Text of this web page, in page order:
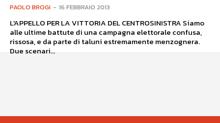
PAOLO BROGI - 16 FEBBRAIO 2013
L'APPELLO PER LA VITTORIA DEL CENTROSINISTRA Siamo
alle ultime battute di una campagna elettorale confusa,
rissosa, e da parte di taluni estremamente menzognera.
Due scenari...